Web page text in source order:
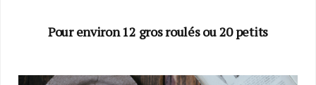
Pour environ 12 gros roulés ou 20 petits